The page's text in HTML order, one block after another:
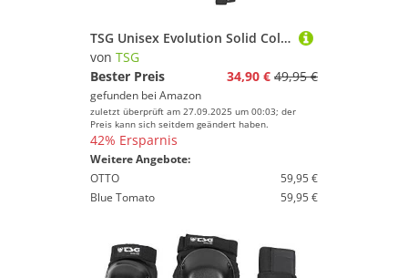
TSG Unisex Evolution Solid Color Helm, Schwarz (satin black), S/M EU
von TSG
Bester Preis
34,90 € 49,95 €
gefunden bei Amazon
zuletzt überprüft am 27.09.2025 um 00:03; der
Preis kann sich seitdem geändert haben.
42% Ersparnis
Weitere Angebote:
OTTO
59,95 €
Blue Tomato
59,95 €